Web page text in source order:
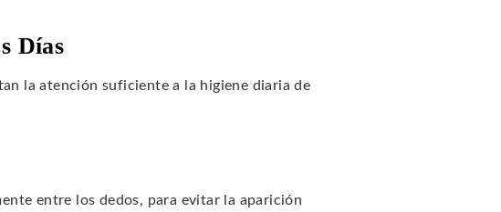
Días
la atención suficiente a la higiene diaria de
entre los dedos, para evitar la aparición